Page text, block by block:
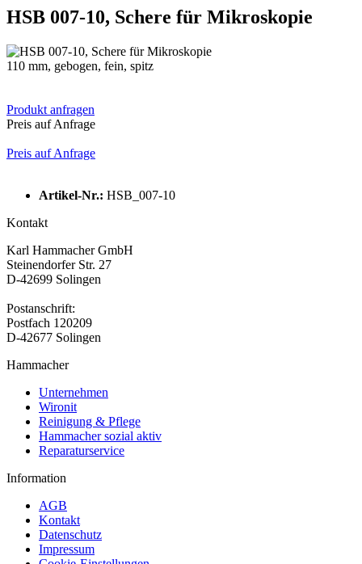
HSB 007-10, Schere für Mikroskopie
110 mm, gebogen, fein, spitz
Produkt anfragen
Preis auf Anfrage
Preis auf Anfrage
Artikel-Nr.: HSB_007-10
Kontakt
Karl Hammacher GmbH
Steinendorfer Str. 27
D-42699 Solingen
Postanschrift:
Postfach 120209
D-42677 Solingen
Hammacher
Unternehmen
Wironit
Reinigung & Pflege
Hammacher sozial aktiv
Reparaturservice
Information
AGB
Kontakt
Datenschutz
Impressum